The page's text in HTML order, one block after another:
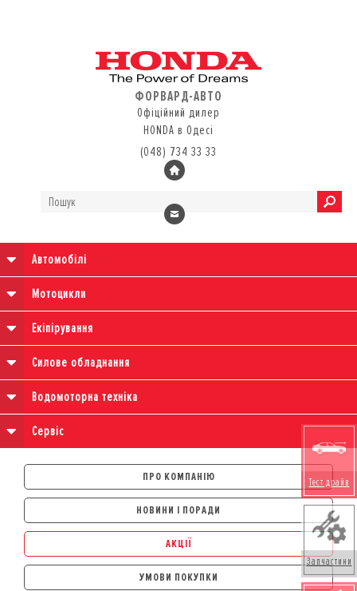
ФОРВАРД-АВТО
Офіційний дилер
HONDA в Одесі
(048) 734 33 33
Автомобілі
Мотоцикли
Екіпірування
Силове обладнання
Водомоторна техніка
Сервіс
ПРО КОМПАНІЮ
НОВИНИ І ПОРАДИ
АКЦІЇ
УМОВИ ПОКУПКИ
Тест драйв
Запчастини